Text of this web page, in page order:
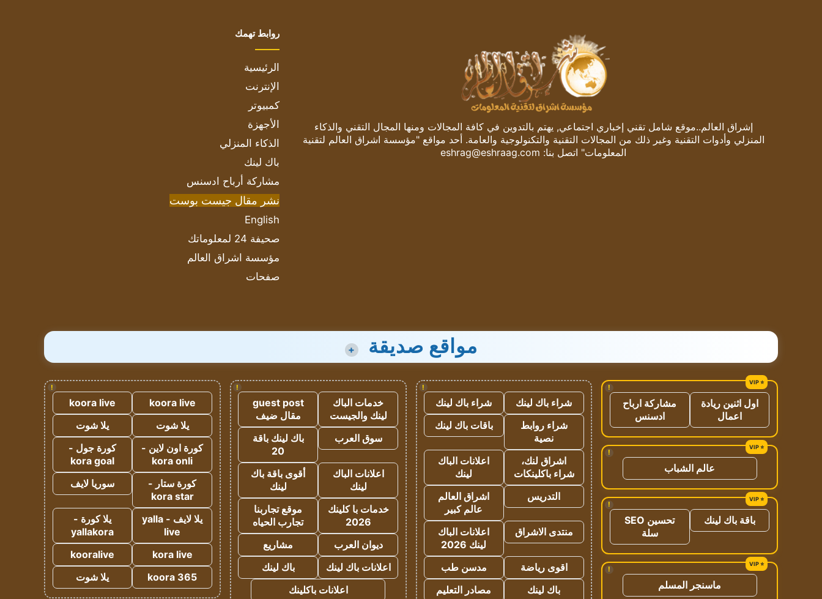
إشراق العالم..موقع شامل تقني إخباري اجتماعي, يهتم بالتدوين في كافة المجالات ومنها المجال التقني والذكاء
المنزلي وأدوات التقنية وغير ذلك من المجالات التقنية والتكنولوجية والعامة. أحد مواقع "مؤسسة اشراق العالم لتقنية
المعلومات" اتصل بنا: eshrag@eshraag.com
روابط تهمك
الرئيسية
الإنترنت
كمبيوتر
الأجهزة
الذكاء المنزلي
باك لينك
مشاركة أرباح ادسنس
نشر مقال جيست بوست
English
صحيفة 24 لمعلوماتك
مؤسسة اشراق العالم
صفحات
مواقع صديقة +
!
اول اثنين ريادة
اعمال
مشاركة ارباح
ادسنس
!
عالم الشباب
!
باقة باك لينك
تحسين SEO
سلة
!
ماسنجر المسلم
!
شراء باك لينك
شراء باك لينك
شراء روابط
نصية
باقات باك لينك
اشراق لنك،
شراء باكلينكات
اعلانات الباك
لينك
التدريس
اشراق العالم
عالم كبير
منتدى الاشراق
اعلانات الباك
لينك 2026
اقوى رياضة
مدسن طب
باك لينك
مصادر التعليم
!
خدمات الباك
لينك والجيست
guest post
مقال ضيف
سوق العرب
باك لينك باقة
20
اعلانات الباك
لينك
أقوى باقة باك
لينك
خدمات با كلينك
2026
موقع تجاربنا
تجارب الحياه
ديوان العرب
مشاريع
اعلانات باك لينك
باك لينك
اعلانات باكلينك
!
koora live
koora live
يلا شوت
يلا شوت
كورة اون لاين -
kora onli
كورة جول -
kora goal
كورة ستار -
kora star
سوريا لايف
يلا لايف - yalla
live
يلا كورة -
yallakora
kora live
kooralive
koora 365
يلا شوت